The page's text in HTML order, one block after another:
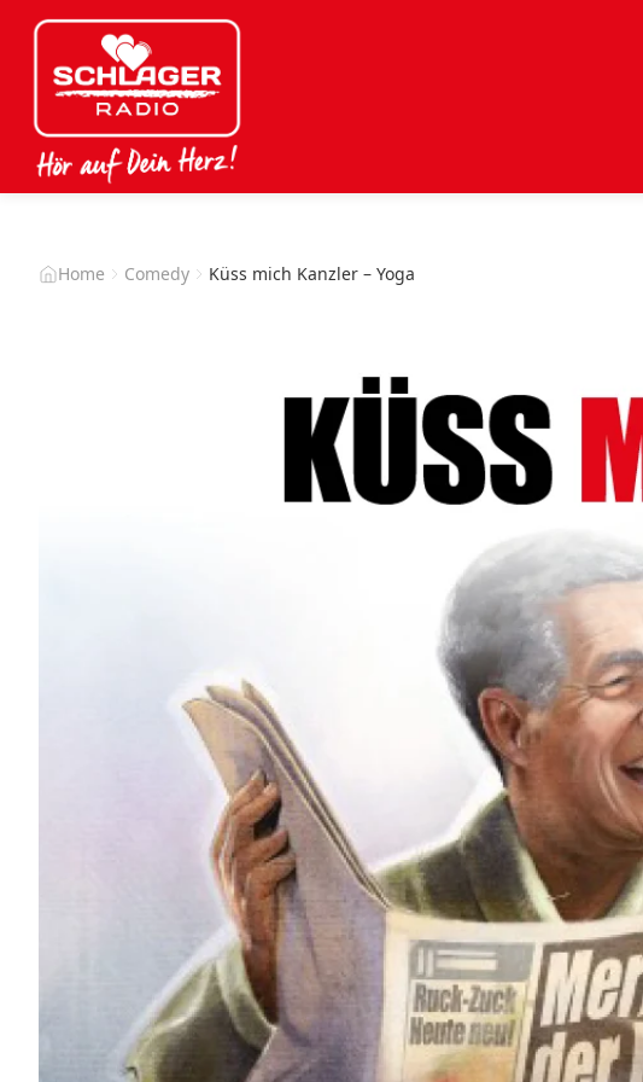
Home Comedy Küss mich Kanzler – Yoga